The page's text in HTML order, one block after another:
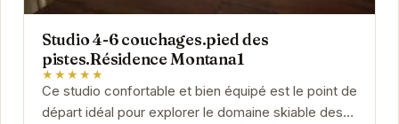
Studio 4-6 couchages.pied des
pistes.Résidence Montana1
★★★★★
Ce studio confortable et bien équipé est le point de
départ idéal pour explorer le domaine skiable des